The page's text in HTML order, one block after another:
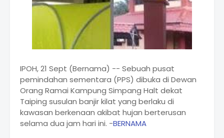
IPOH, 21 Sept (Bernama) -- Sebuah pusat
pemindahan sementara (PPS) dibuka di Dewan
Orang Ramai Kampung Simpang Halt dekat
Taiping susulan banjir kilat yang berlaku di
kawasan berkenaan akibat hujan berterusan
selama dua jam hari ini. -BERNAMA